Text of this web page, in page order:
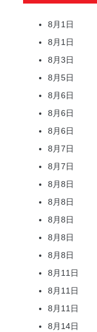
8月1日
8月1日
8月3日
8月5日
8月6日
8月6日
8月6日
8月7日
8月7日
8月8日
8月8日
8月8日
8月8日
8月8日
8月11日
8月11日
8月11日
8月14日